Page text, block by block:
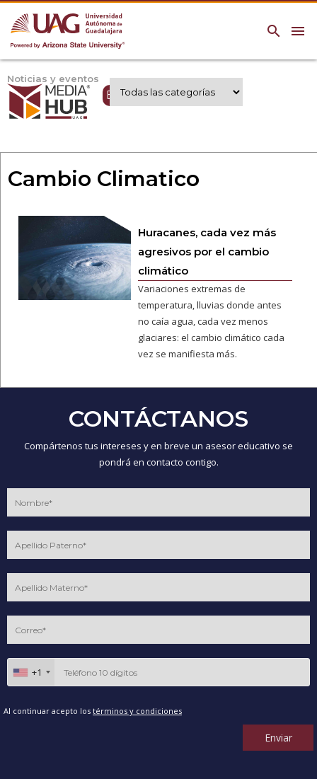
menu
search
Noticias y eventos
Expertos UAG
Cambio Climatico
Huracanes, cada vez más
agresivos por el cambio
climático
Variaciones extremas de
temperatura, lluvias donde antes
no caía agua, cada vez menos
glaciares: el cambio climático cada
vez se manifiesta más.
CONTÁCTANOS
Compártenos tus intereses y en breve un asesor educativo se
pondrá en contacto contigo.
+1
Al continuar acepto los términos y condiciones
Enviar